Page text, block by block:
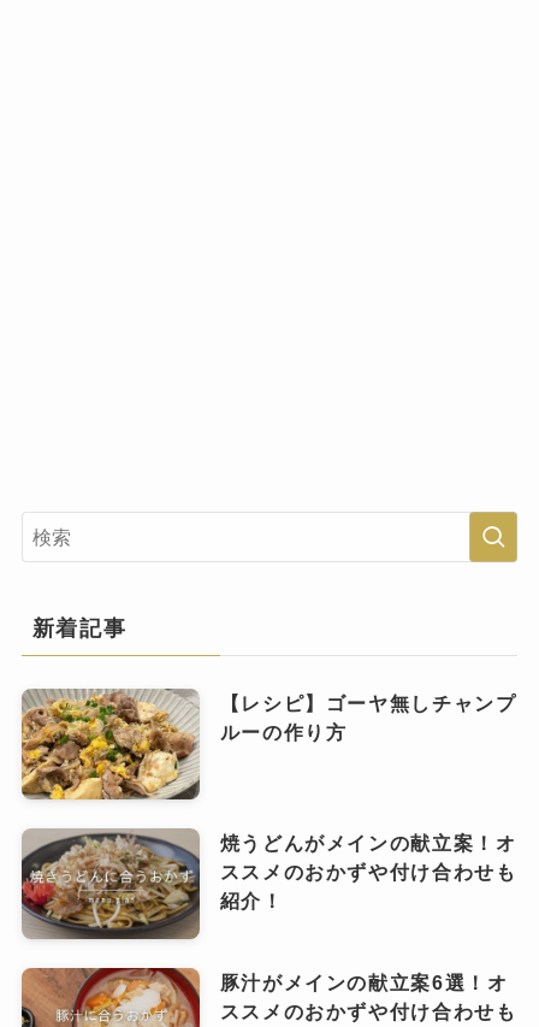
新着記事
【レシピ】ゴーヤ無しチャンプ
ルーの作り方
焼うどんがメインの献立案！オ
ススメのおかずや付け合わせも
紹介！
豚汁がメインの献立案6選！オ
ススメのおかずや付け合わせも